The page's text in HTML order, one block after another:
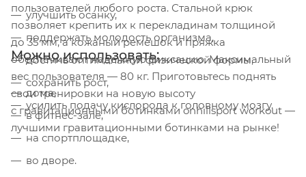
пользователей любого роста. Стальной крюк
позволяет крепить их к перекладинам толщиной
до 35 мм, а кожаный ремешок и пряжка
обеспечивают надежную фиксацию. Максимальный
вес пользователя — 80 кг. Приготовьтесь поднять
свои тренировки на новую высоту
с гравитационными ботинками onhillsport workout —
лучшими гравитационными ботинками на рынке!
улучшить осанку,
поддержать молодость организма,
достичь оптимальной физической формы,
сохранить рост,
усилить подачу кислорода к головному мозгу.
Можно использовать:
дома,
в фитнес-зале,
на спортплощадке,
во дворе.